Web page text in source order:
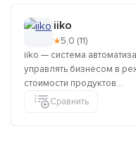
iiko
★5,0 (11)
iiko — система
управлять бизнесом в
стоимости продуктов...
Сравнить